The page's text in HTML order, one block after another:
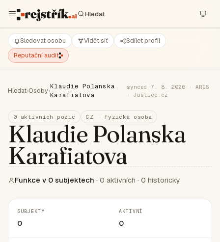
Sledovat osobu Vidět síť
Sdílet profil
Reputační audit
Hledat›Osoby›
Klaudie Polanska
Karafiatova
synced 7. 8. 2026 · ARES
· Justice.cz
0 aktivních pozic CZ · fyzická osoba
Klaudie Polanska
Karafiatova
Funkce v 0 subjektech · 0 aktivních · 0 historicky
SUBJEKTY
0
AKTIVNÍ
0